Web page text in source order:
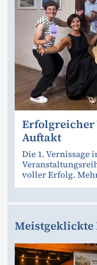
Erfolgreicher
Auftakt
Die 1. Vernissage
voller Erfolg.
Meistgeklickte